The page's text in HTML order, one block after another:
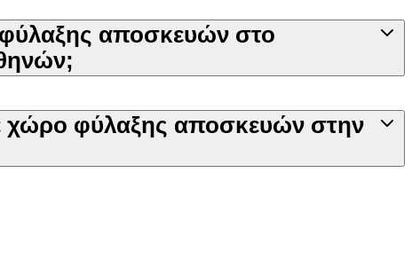
αποσκευών στο
χώρο φύλαξης αποσκευών στην